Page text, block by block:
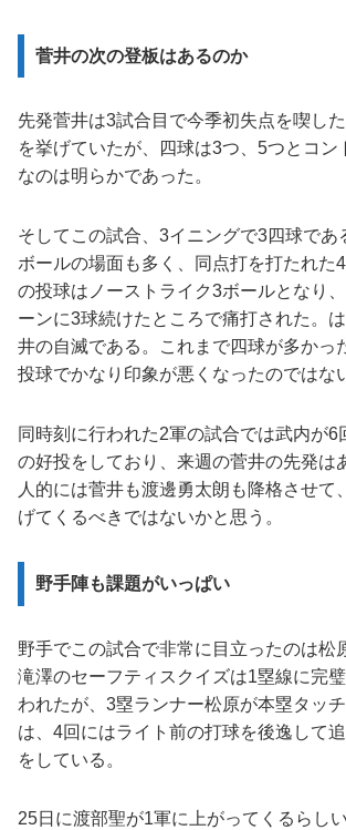
菅井の次の登板はあるのか
先発菅井は3試合目で今季初失点を喫し
を挙げていたが、四球は3つ、5つとコン
なのは明らかであった。
そしてこの試合、3イニングで3四球であ
ボールの場面も多く、同点打を打たれた
の投球はノーストライク3ボールとなり
ーンに3球続けたところで痛打された。
井の自滅である。これまで四球が多かっ
投球でかなり印象が悪くなったのではな
同時刻に行われた2軍の試合では武内が6
の好投をしており、来週の菅井の先発は
人的には菅井も渡邊勇太朗も降格させて
げてくるべきではないかと思う。
野手陣も課題がいっぱい
野手でこの試合で非常に目立ったのは松
滝澤のセーフティスクイズは1塁線に完
われたが、3塁ランナー松原が本塁タッ
は、4回にはライト前の打球を後逸して
をしている。
25日に渡部聖が1軍に上がってくるらし